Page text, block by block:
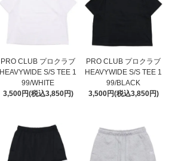
PRO CLUB プロクラブ
HEAVYWIDE S/S TEE 1
99/WHITE
3,500円(税込3,850円)
PRO CLUB プロクラブ
HEAVYWIDE S/S TEE 1
99/BLACK
3,500円(税込3,850円)